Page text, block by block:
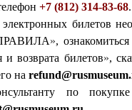
+7 (812) 314-83-68.
электронных билетов
»,
и возврата билетов»,
на
по